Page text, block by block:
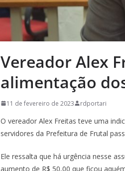
Vereador Alex
alimentação
11 de fevereiro de 2023 rdportari
O vereador Alex Freitas teve uma
servidores da Prefeitura de Frutal
Ele ressalta que há urgência nesse
aumento de R$ 50,00 que ficou